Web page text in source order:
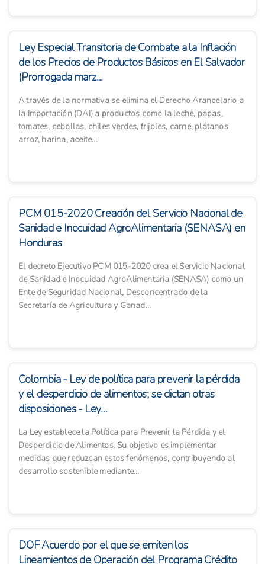
Ley Especial Transitoria de Combate a la Inflación
de los Precios de Productos Básicos en El Salvador
(Prorrogada marz...
A través de la normativa se elimina el Derecho Arancelario a
la Importación (DAI) a productos como la leche, papas,
tomates, cebollas, chiles verdes, frijoles, carne, plátanos
arroz, harina, aceite...
PCM 015-2020 Creación del Servicio Nacional de
Sanidad e Inocuidad AgroAlimentaria (SENASA) en
Honduras
El decreto Ejecutivo PCM 015-2020 crea el Servicio Nacional
de Sanidad e Inocuidad AgroAlimentaria (SENASA) como un
Ente de Seguridad Nacional, Desconcentrado de la
Secretaría de Agricultura y Ganad...
Colombia - Ley de política para prevenir la pérdida
y el desperdicio de alimentos; se dictan otras
disposiciones - Ley...
La Ley establece la Política para Prevenir la Pérdida y el
Desperdicio de Alimentos. Su objetivo es implementar
medidas que reduzcan estos fenómenos, contribuyendo al
desarrollo sostenible mediante...
DOF Acuerdo por el que se emiten los
Lineamientos de Operación del Programa Crédito